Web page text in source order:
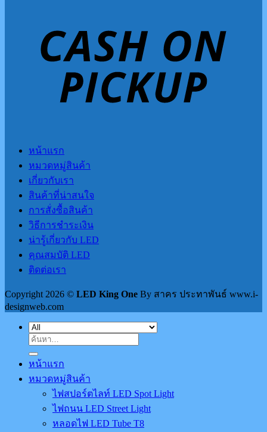
หน้าแรก
หมวดหมู่สินค้า
เกี่ยวกับเรา
สินค้าที่น่าสนใจ
การสั่งซื้อสินค้า
วิธีการชำระเงิน
น่ารู้เกี่ยวกับ LED
คุณสมบัติ LED
ติดต่อเรา
Copyright 2026 © LED King One By สาคร ประทาพันธ์ www.i-
designweb.com
ค้นหา:
หน้าแรก
หมวดหมู่สินค้า
ไฟสปอร์ตไลท์ LED Spot Light
ไฟถนน LED Street Light
หลอดไฟ LED Tube T8